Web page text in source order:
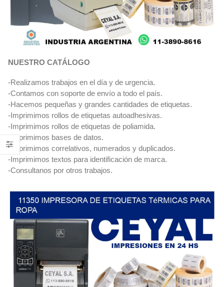
NUESTRO CATÁLOGO
-Realizamos trabajos en el día y de urgencia.
-Contamos con soporte de envío a todo el país.
-Hacemos pequeñas y grandes cantidades de etiquetas.
-Imprimimos rollos de etiquetas autoadhesivas.
-Imprimimos rollos de etiquetas de poliamida.
-Imprimimos bases de datos.
-Imprimimos correlativos, numerados y duplicados.
-Imprimimos textos para identificación de marca.
-Consultanos por otros trabajos.